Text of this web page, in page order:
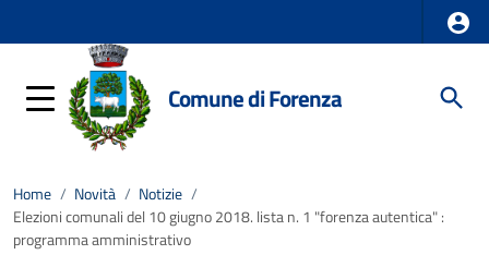
Comune di Forenza
Home / Novità / Notizie /
Elezioni comunali del 10 giugno 2018. lista n. 1 "forenza autentica" :
programma amministrativo